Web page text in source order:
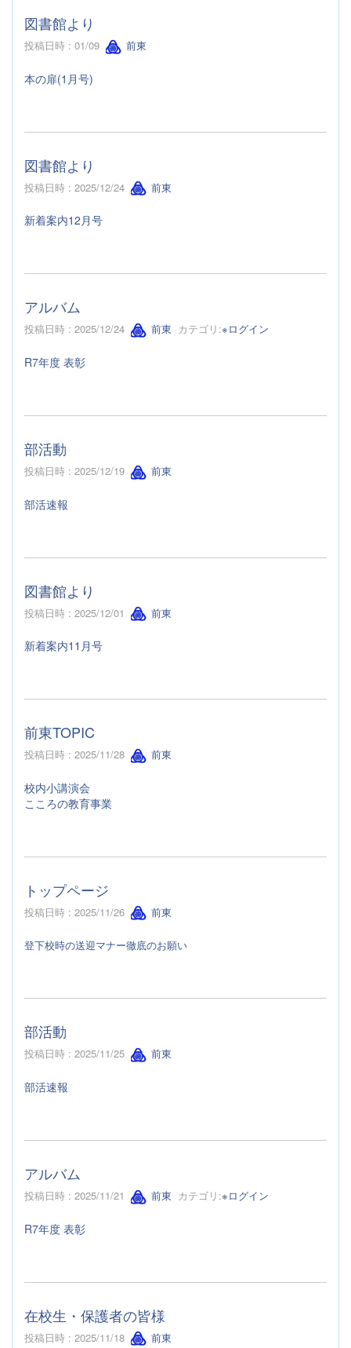
図書館より
投稿日時 : 01/09 前東
本の扉(1月号)
図書館より
投稿日時 : 2025/12/24 前東
新着案内12月号
アルバム
投稿日時 : 2025/12/24 前東 カテゴリ:※ログイン
R7年度 表彰
部活動
投稿日時 : 2025/12/19 前東
部活速報
図書館より
投稿日時 : 2025/12/01 前東
新着案内11月号
前東TOPIC
投稿日時 : 2025/11/28 前東
校内小講演会
こころの教育事業
トップページ
投稿日時 : 2025/11/26 前東
登下校時の送迎マナー徹底のお願い
部活動
投稿日時 : 2025/11/25 前東
部活速報
アルバム
投稿日時 : 2025/11/21 前東 カテゴリ:※ログイン
R7年度 表彰
在校生・保護者の皆様
投稿日時 : 2025/11/18 前東